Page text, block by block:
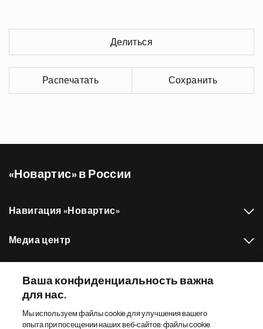
Делиться
Распечатать Сохранить
«Новартис» в России
Навигация «Новартис»
Медиа центр
Другие сайты «Новартис»
Ваша конфиденциальность важна
для нас.
Мы используем файлы cookie для улучшения вашего
опыта при посещении наших веб-сайтов: файлы cookie